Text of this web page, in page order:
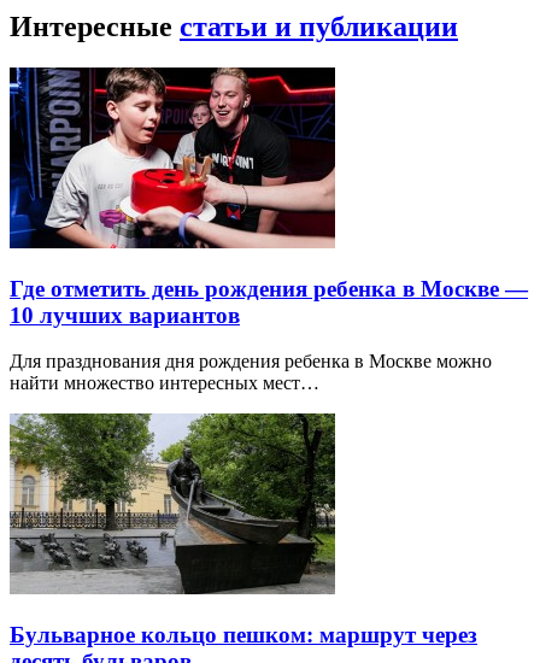
Интересные статьи и публикации
Где отметить день рождения ребенка в Москве —
10 лучших вариантов
Для празднования дня рождения ребенка в Москве можно
найти множество интересных мест…
Бульварное кольцо пешком: маршрут через